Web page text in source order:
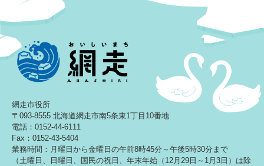
網走市役所
〒093-8555 北海道網走市南5条東1丁目10番地
電話：0152-44-6111
Fax：0152-43-5404
業務時間：月曜日から金曜日の午前8時45分～午後5時30分まで
（土曜日、日曜日、国民の祝日、年末年始（12月29日～1月3日）は除